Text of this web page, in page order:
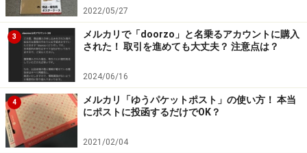
話を聞いたことがあります。匿名配送が使える、らくら
くメルカリ便、ゆうゆうメルカリ以外は購入者の住所や
名前がわかるので、その情報を入手するのが目的なので
す。
もともと商品は用意されていない可能性も高く、そうな
れば発送されることもありません。もしその後、個人情
報が漏れているような感じがしたら、メルカリ事務局に
2022/05/27
3
メルカリで「doorzo」と名乗るアカウントに購入
された！ 取引を進めても大丈夫？ 注意点は？
2024/06/16
4
メルカリ「ゆうパケットポスト」の使い方！ 本当
にポストに投函するだけでOK？
2021/02/04